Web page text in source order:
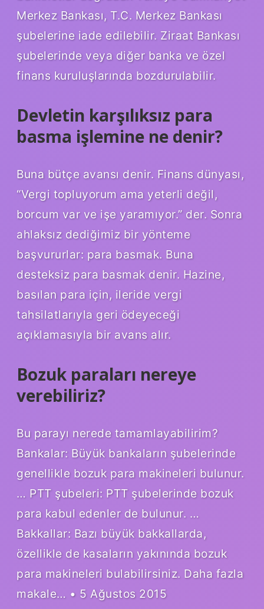
Merkez Bankası, T.C. Merkez Bankası
şubelerine iade edilebilir. Ziraat Bankası
şubelerinde veya diğer banka ve özel
finans kuruluşlarında bozdurulabilir.
Devletin karşılıksız para
basma işlemine ne denir?
Buna bütçe avansı denir. Finans dünyası,
“Vergi topluyorum ama yeterli değil,
borcum var ve işe yaramıyor.” der. Sonra
ahlaksız dediğimiz bir yönteme
başvururlar: para basmak. Buna
desteksiz para basmak denir. Hazine,
basılan para için, ileride vergi
tahsilatlarıyla geri ödeyeceği
açıklamasıyla bir avans alır.
Bozuk paraları nereye
verebiliriz?
Bu parayı nerede tamamlayabilirim?
Bankalar: Büyük bankaların şubelerinde
genellikle bozuk para makineleri bulunur.
… PTT şubeleri: PTT şubelerinde bozuk
para kabul edenler de bulunur. …
Bakkallar: Bazı büyük bakkallarda,
özellikle de kasaların yakınında bozuk
para makineleri bulabilirsiniz. Daha fazla
makale… • 5 Ağustos 2015